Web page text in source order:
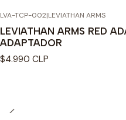
LVA-TCP-002|LEVIATHAN ARMS
LEVIATHAN ARMS RED
ADAPTADOR
$4.990 CLP